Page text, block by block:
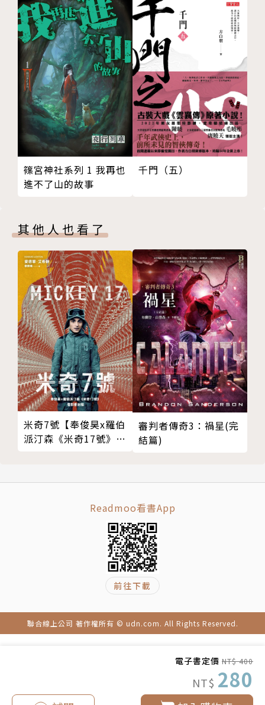
電子書定價 NT$ 400
NT$ 280
為美國思想文化的「獨立宣言」。篇篇文字深沉而雋
永，為混亂時代中的心靈撫平焦躁，汲取智慧與力量。
作者簡介
拉爾夫・沃爾多・愛默生Ralph Waldo Emerson
19世紀美國最重要的思想家、演說家、散文家和詩
人，一生著述豐富，大多為散文。是確立美國文化精神
的代表人物，有「美國的孔子」之稱。
一八〇三年五月二十五日，愛默生生於波士頓一個新英
格蘭牧師世家，學童時期的他文靜沉潛，終日埋首書
頁。十四歲時，他以稚齡進入哈佛大學，就讀時寫了一
象，是他心智之成熟過人，尤其靈性是他最突出的人格
特徵。
愛默生的一生，基本上都獻給了演講與寫作。他的生活
原則可以用這幾個詞來總結：卓然自立、文化、智識與
道德的獨立、自然與人類的神性、勞動的必要性、崇高
的理想性。他的文字歷久彌新，歷任美國總統無論黨
派、背景，均會從其中尋找美國開國的精神與力量。尤
其〈論自立〉更已成為美國總統發表演說時所引用的經
典文章。
一八八二年四月二十七日。愛默生因肺炎溘然長逝。
愛默生歷年的主要作品
一八三六《論自然》
一八四一《散文集》（系列一）
一八四四《散文集》（系列二）
一八五六《英國人的特質》
一八六○《生活之道》
一八七○《社會與孤獨》
一八八三《湯瑪斯‧卡萊爾與R‧W‧愛默生之書信
鄭煥昇
在文字中修行，在故事裡旅行的譯者。
篠宮神社系列 1 我再也
進不了山的故事
千門（五）
其他人也看了
米奇7號【奉俊昊x羅伯
派汀森《米奇17號》電
審判者傳奇3：禍星(完
結篇)
Readmoo看書App
前往下載
聯合線上公司 著作權所有 © udn.com. All Rights Reserved.